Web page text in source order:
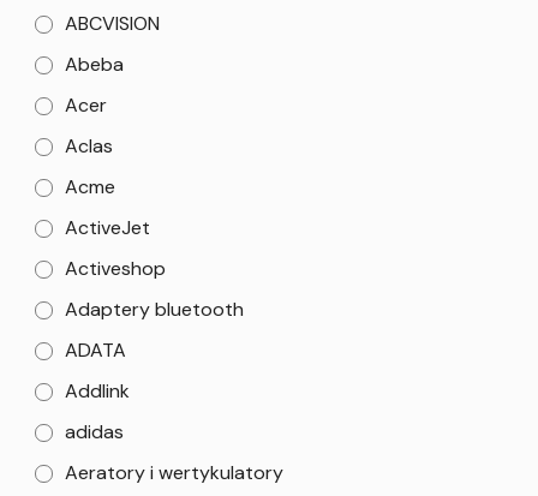
ABCVISION
Abeba
Acer
Aclas
Acme
ActiveJet
Activeshop
Adaptery bluetooth
ADATA
Addlink
adidas
Aeratory i wertykulatory